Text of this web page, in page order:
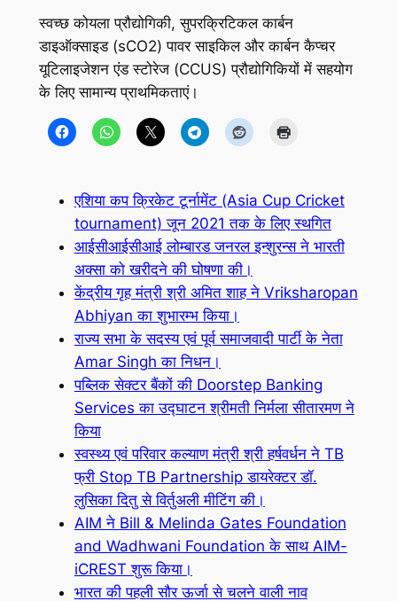
स्वच्छ कोयला प्रौद्योगिकी, सुपरक्रिटिकल कार्बन
डाइऑक्साइड (sCO2) पावर साइकिल और कार्बन कैप्चर
यूटिलाइजेशन एंड स्टोरेज (CCUS) प्रौद्योगिकियों में सहयोग
के लिए सामान्य प्राथमिकताएं।
एशिया कप क्रिकेट टूर्नामेंट (Asia Cup Cricket
tournament) जून 2021 तक के लिए स्थगित
आईसीआईसीआई लोम्बारड जनरल इन्शुरन्स ने भारती
अक्सा को खरीदने की घोषणा की।
केंद्रीय गृह मंत्री श्री अमित शाह ने Vriksharopan
Abhiyan का शुभारम्भ किया।
राज्य सभा के सदस्य एवं पूर्व समाजवादी पार्टी के नेता
Amar Singh का निधन।
पब्लिक सेक्टर बैंकों की Doorstep Banking
Services का उद्घाटन श्रीमती निर्मला सीतारमण ने
किया
स्वस्थ्य एवं परिवार कल्याण मंत्री श्री हर्षवर्धन ने TB
फ्री Stop TB Partnership डायरेक्टर डॉ.
लुसिका दितु से विर्तुअली मीटिंग की।
AIM ने Bill & Melinda Gates Foundation
and Wadhwani Foundation के साथ AIM-
iCREST शुरू किया।
भारत की पहली सौर ऊर्जा से चलने वाली नाव